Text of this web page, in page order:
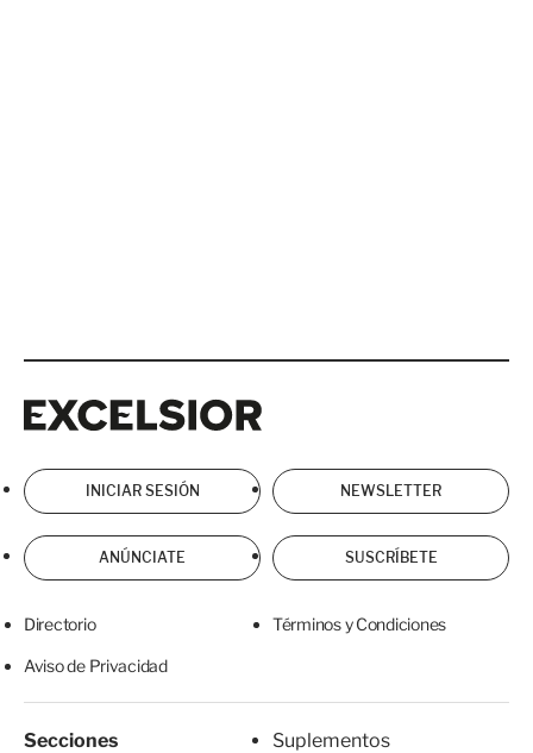
INICIAR SESIÓN NEWSLETTER
ANÚNCIATE SUSCRÍBETE
Directorio Términos y Condiciones
Aviso de Privacidad
Secciones
Suplementos